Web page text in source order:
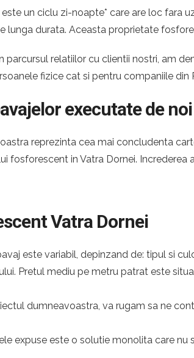
un ciclu zi-noapte* care are loc fara
lunga durata. Aceasta proprietate
parcursul relatiilor cu clientii nostri, am
fizice cat si pentru companiile
executate de noi
reprezinta cea mai concludenta
fosforescent in Vatra Dornei.
Vatra Dornei
este variabil, depinzand de: tipul si
Pretul mediu pe metru patrat este
dumneavoastra, va rugam sa ne
expuse este o solutie monolita care